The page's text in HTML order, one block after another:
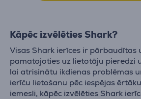
Kāpēc izvēlēties Shark?
Visas Shark ierīces ir pārbaudītas
pamatojoties uz lietotāju pieredzi
lai atrisinātu ikdienas problēmas
ierīču lietošanu pēc iespējas
iemesli, kāpēc izvēlēties Shark